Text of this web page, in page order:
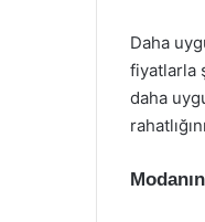
Daha
fiyatlarla
daha